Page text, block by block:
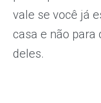
vale se você já
casa e não para
deles.